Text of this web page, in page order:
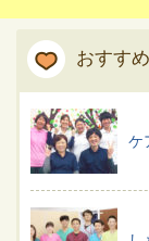
おすす
ケ